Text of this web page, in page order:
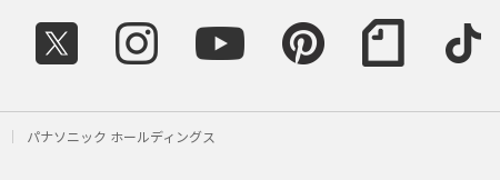
パナソニック ホールディングス